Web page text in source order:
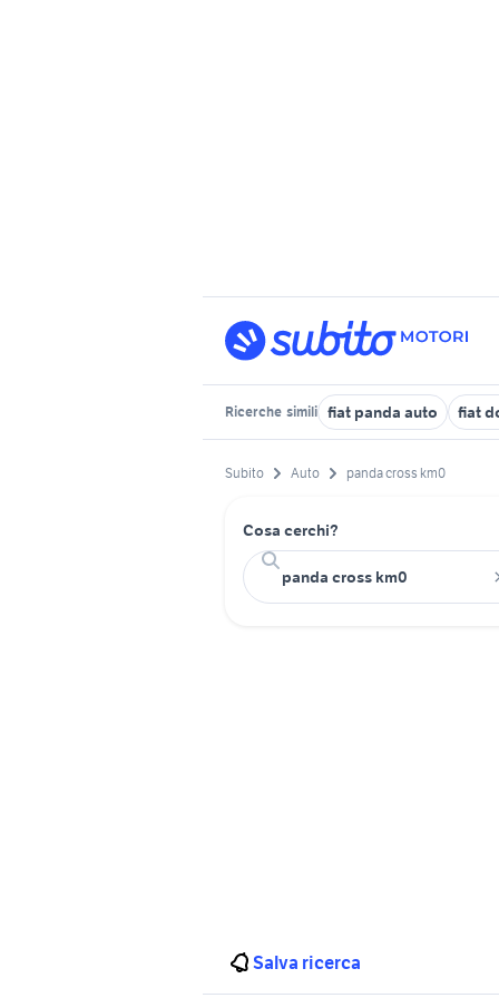
Ricerche simili fiat panda auto fiat
Subito Auto panda cross km0
Cosa cerchi?
Salva ricerca